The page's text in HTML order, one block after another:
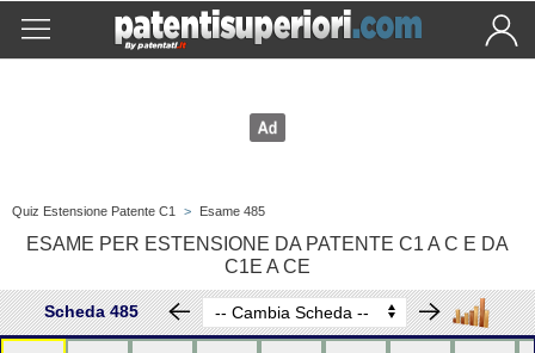
Quiz Estensione Patente C1 > Esame 485
ESAME PER ESTENSIONE DA PATENTE C1 A C E DA
C1E A CE
Scheda 485